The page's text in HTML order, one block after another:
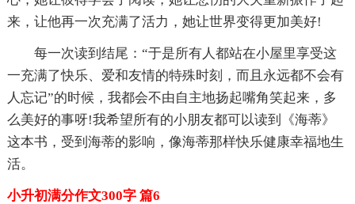
来，让他再一次充满了活力，她让世界变得更加美好!
每一次读到结尾：“于是所有人都站在小屋里享受这
一充满了快乐、爱和友情的特殊时刻，而且永远都不会有
人忘记”的时候，我都会不由自主地扬起嘴角笑起来，多
么美好的事呀!我希望所有的小朋友都可以读到《海蒂》
这本书，受到海蒂的影响，像海蒂那样快乐健康幸福地生
活。
小升初满分作文300字 篇6